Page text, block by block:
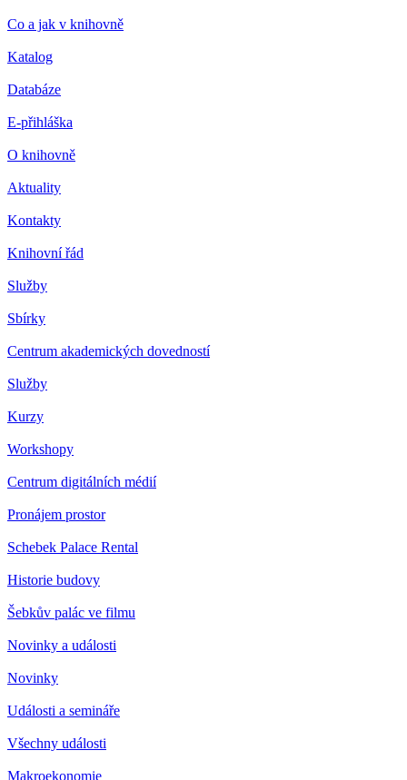
Co a jak v knihovně
Katalog
Databáze
E-přihláška
O knihovně
Aktuality
Kontakty
Knihovní řád
Služby
Sbírky
Centrum akademických dovedností
Služby
Kurzy
Workshopy
Centrum digitálních médií
Pronájem prostor
Schebek Palace Rental
Historie budovy
Šebkův palác ve filmu
Novinky a události
Novinky
Události a semináře
Všechny události
Makroekonomie